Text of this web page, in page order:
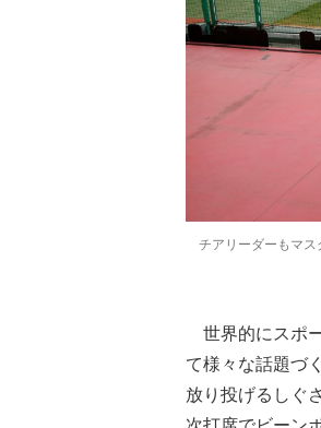
チアリーダーもマ
世界的にスポ
て様々な話題づ
放り投げるしぐ